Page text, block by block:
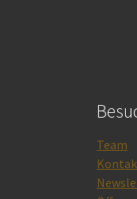
Team